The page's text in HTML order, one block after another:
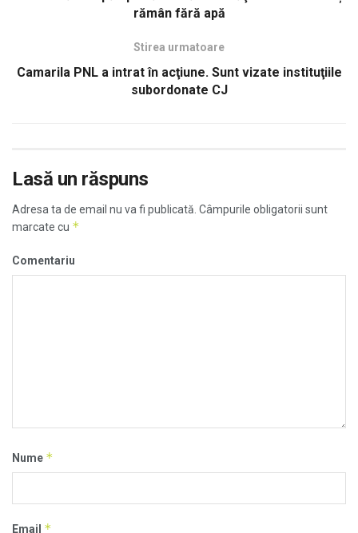
rămân fără apă
Stirea urmatoare
Camarila PNL a intrat în acţiune. Sunt vizate instituţiile
subordonate CJ
Lasă un răspuns
Adresa ta de email nu va fi publicată. Câmpurile obligatorii sunt
marcate cu *
Comentariu
Nume *
Email *